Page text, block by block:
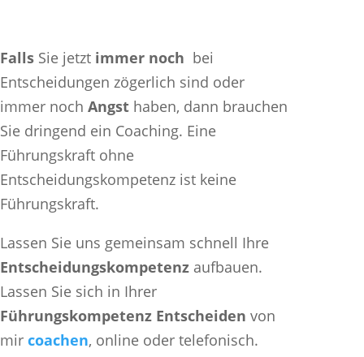
Falls Sie jetzt immer noch bei
Entscheidungen zögerlich sind oder
immer noch Angst haben, dann brauchen
Sie dringend ein Coaching. Eine
Führungskraft ohne
Entscheidungskompetenz ist keine
Führungskraft.
Lassen Sie uns gemeinsam schnell Ihre
Entscheidungskompetenz aufbauen.
Lassen Sie sich in Ihrer
Führungskompetenz Entscheiden von
mir coachen, online oder telefonisch.